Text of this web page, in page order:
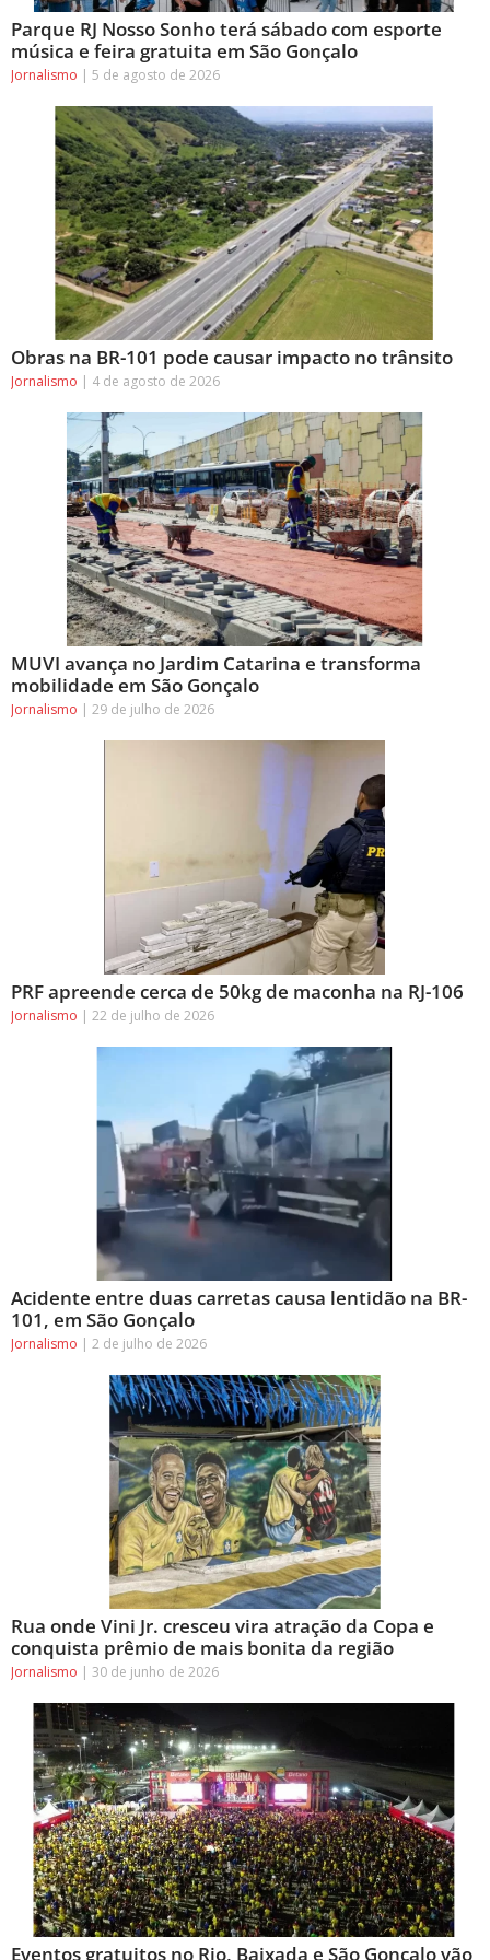
Parque RJ Nosso Sonho terá sábado com esporte
música e feira gratuita em São Gonçalo
Jornalismo 5 de agosto de 2026
Obras na BR-101 pode causar impacto no trânsito
Jornalismo 4 de agosto de 2026
MUVI avança no Jardim Catarina e transforma
mobilidade em São Gonçalo
Jornalismo 29 de julho de 2026
PRF apreende cerca de 50kg de maconha na RJ-106
Jornalismo 22 de julho de 2026
Acidente entre duas carretas causa lentidão na BR-
101, em São Gonçalo
Jornalismo 2 de julho de 2026
Rua onde Vini Jr. cresceu vira atração da Copa e
conquista prêmio de mais bonita da região
Jornalismo 30 de junho de 2026
Eventos gratuitos no Rio, Baixada e São Gonçalo vão